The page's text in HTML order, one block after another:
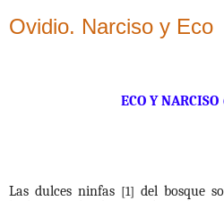
Ovidio. Narciso y Eco
ECO Y
Las dulces ninfas [1] del bosque